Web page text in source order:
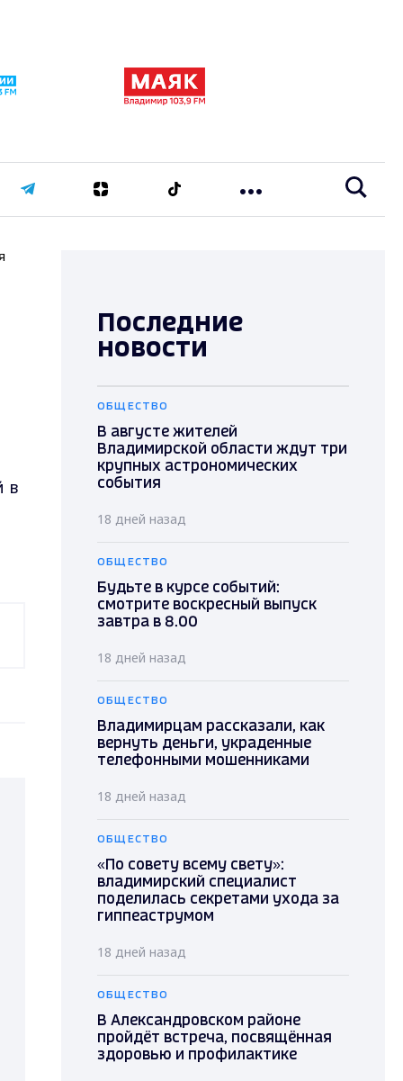
в
Последние
новости
ОБЩЕСТВО
В августе жителей
Владимирской области ждут три
крупных астрономических
события
18 дней назад
ОБЩЕСТВО
Будьте в курсе событий:
смотрите воскресный выпуск
завтра в 8.00
18 дней назад
ОБЩЕСТВО
Владимирцам рассказали, как
вернуть деньги, украденные
телефонными мошенниками
18 дней назад
ОБЩЕСТВО
«По совету всему свету»:
владимирский специалист
поделилась секретами ухода за
гиппеаструмом
18 дней назад
ОБЩЕСТВО
В Александровском районе
пройдёт встреча, посвящённая
здоровью и профилактике